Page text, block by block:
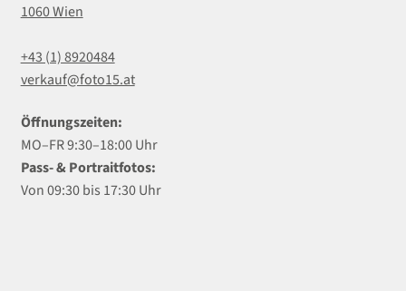
1060 Wien
+43 (1) 8920484
verkauf@foto15.at
Öffnungszeiten:
MO–FR 9:30–18:00 Uhr
Pass- & Portraitfotos:
Von 09:30 bis 17:30 Uhr